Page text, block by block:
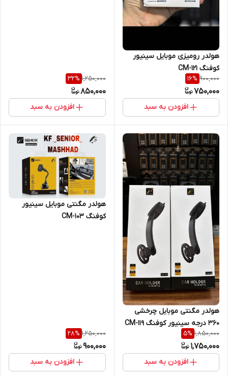
هولدر رومیزی موبایل سینیور
کوفنگ CM-121
900,000
16%
750,000
افزودن به سبد
1,250,000
32%
850,000
افزودن به سبد
هولدر مگنتی موبایل چرخشی
360 درجه سینیور کوفنگ CM-119
1,850,000
5%
1,750,000
افزودن به سبد
هولدر مگنتی موبایل سینیور
کوفنگ CM-103
1,250,000
28%
900,000
افزودن به سبد